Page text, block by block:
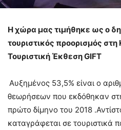
Η χώρα μας τιμήθηκε ως ο
τουριστικός προορισμός στη
Τουριστική ΈκθεσηGIFT
Αυξημένος 53,5% είναι ο
θεωρήσεων που εκδόθηκαν
πρώτο δίμηνο του 2018
καταγράφεται σε τουριστικά